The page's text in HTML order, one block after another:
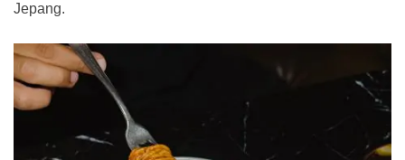
Jepang.